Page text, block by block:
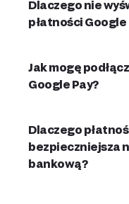
Dlaczego nie
płatności Google
Jak mogę
Google Pay?
Dlaczego
bezpieczniejsza
bankową?